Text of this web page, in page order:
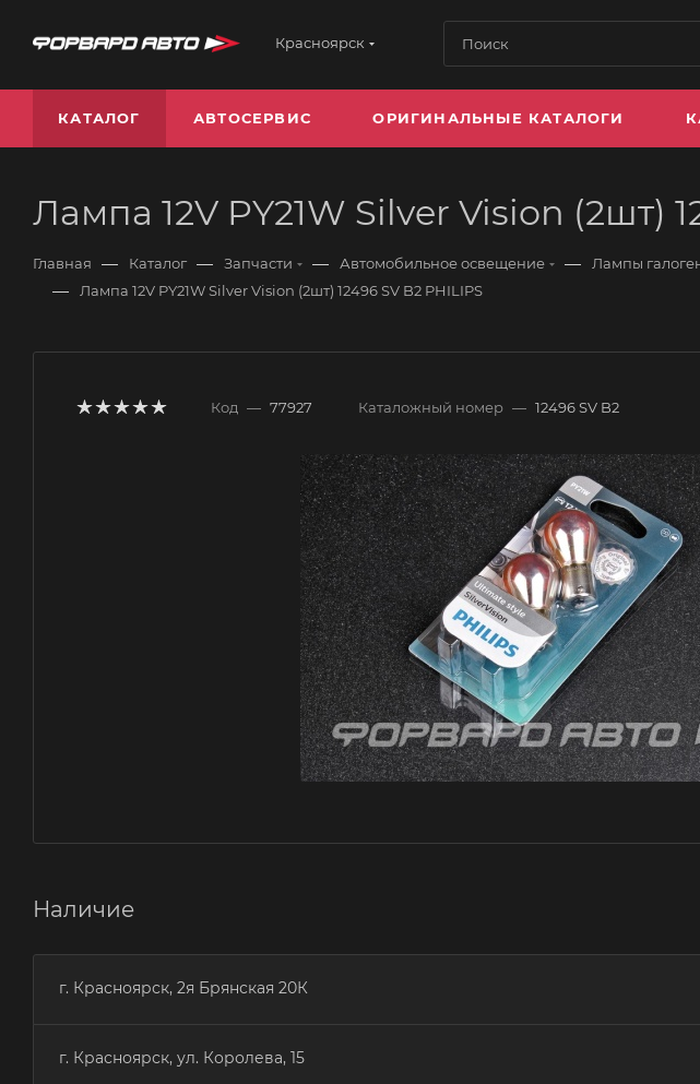
Красноярск
КАТАЛОГ АВТОСЕРВИС ОРИГИНАЛЬНЫЕ КАТАЛОГИ
Лампа 12V PY21W Silver Vision (2шт)
Главная — Каталог — Запчасти — Автомобильное освещение — Лампы
— Лампа 12V PY21W Silver Vision (2шт) 12496 SV B2 PHILIPS
Код — 77927 Каталожный номер — 12496 SV B2
Наличие
г. Красноярск, 2я Брянская 20К
г. Красноярск, ул. Королева, 15